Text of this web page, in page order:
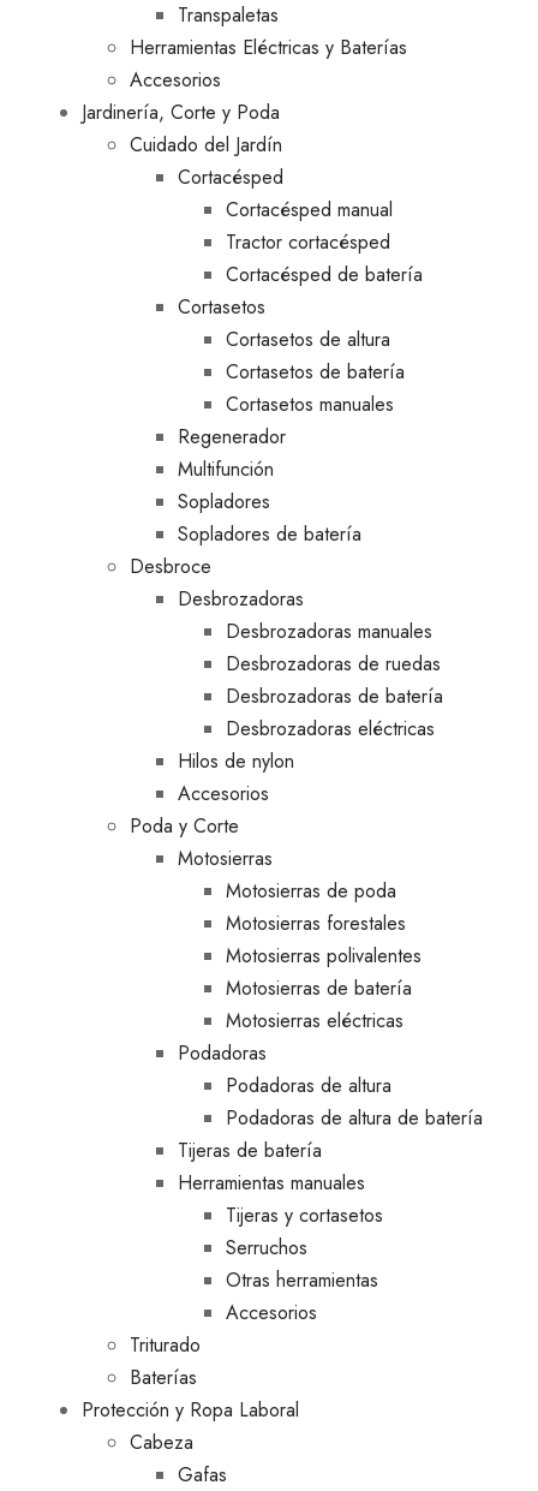
Transpaletas
Herramientas Eléctricas y Baterías
Accesorios
Jardinería, Corte y Poda
Cuidado del Jardín
Cortacésped
Cortacésped manual
Tractor cortacésped
Cortacésped de batería
Cortasetos
Cortasetos de altura
Cortasetos de batería
Cortasetos manuales
Regenerador
Multifunción
Sopladores
Sopladores de batería
Desbroce
Desbrozadoras
Desbrozadoras manuales
Desbrozadoras de ruedas
Desbrozadoras de batería
Desbrozadoras eléctricas
Hilos de nylon
Accesorios
Poda y Corte
Motosierras
Motosierras de poda
Motosierras forestales
Motosierras polivalentes
Motosierras de batería
Motosierras eléctricas
Podadoras
Podadoras de altura
Podadoras de altura de batería
Tijeras de batería
Herramientas manuales
Tijeras y cortasetos
Serruchos
Otras herramientas
Accesorios
Triturado
Baterías
Protección y Ropa Laboral
Cabeza
Gafas